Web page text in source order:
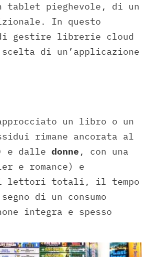
pieghevole, di un
In questo
gestire librerie cloud
di un’applicazione
un libro o un
rimane ancorata al
e dalle donne , con una
e romance) e
lettori totali, il tempo
di un consumo
integra e spesso